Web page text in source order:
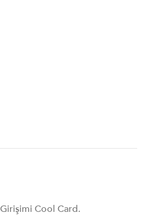
Cool Card.